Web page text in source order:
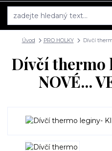
Úvod PRO HOLKY Dívčí
Dívčí thermo
NOVÉ...